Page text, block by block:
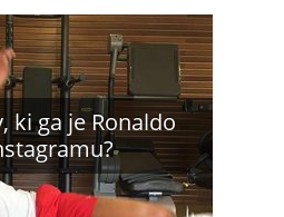
ki ga je Ronaldo